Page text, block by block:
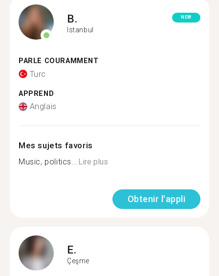
B.
Istanbul
NEW
PARLE COURAMMENT
Turc
APPREND
Anglais
Mes sujets favoris
Music, politics...Lire plus
Obtenir l'appli
E.
Çeşme